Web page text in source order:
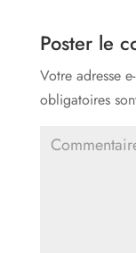
Poster le
Votre adresse
obligatoires